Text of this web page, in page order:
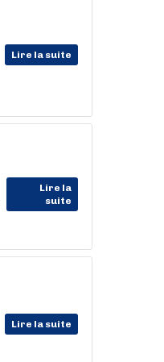
Lire la suite
Lire la
suite
Lire la suite